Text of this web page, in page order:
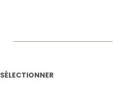
SÉLECTIONNER